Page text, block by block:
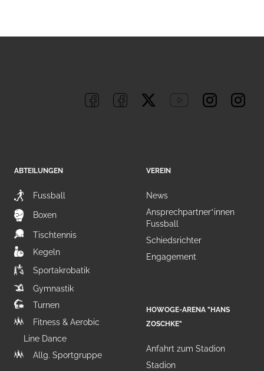
ABTEILUNGEN
Fussball
Boxen
Tischtennis
Kegeln
Sportakrobatik
Gymnastik
Turnen
Fitness & Aerobic
Line Dance
Allg. Sportgruppe
VEREIN
News
Ansprechpartner*innen
Fussball
Schiedsrichter
Engagement
HOWOGE-ARENA "HANS
ZOSCHKE"
Anfahrt zum Stadion
Stadion